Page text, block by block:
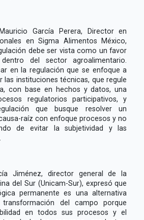
García Perera, Director en
en Sigma Alimentos México,
debe ser vista como un favor
del sector agroalimentario.
en la regulación que se enfoque a
las instituciones técnicas, que regule
con base en hechos y datos, una
regulatorios participativos, y
que busque resolver un
raíz con enfoque procesos y no
de evitar la subjetividad y las
Jiménez, director general de la
del Sur (Unicam-Sur), expresó que
permanente es una alternativa
del campo porque
en todos sus procesos y el